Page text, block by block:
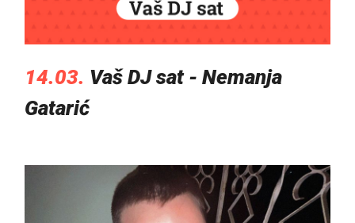
14.03. Vaš DJ sat - Nemanja
Gatarić